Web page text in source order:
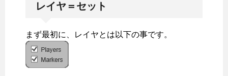
レイヤ＝セット
まず最初に、レイヤとは以下の事です。